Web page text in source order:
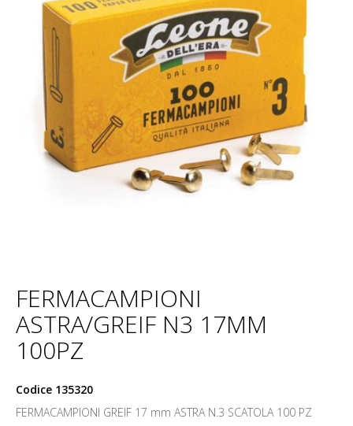
FERMACAMPIONI
ASTRA/GREIF N3 17MM
100PZ
Codice 135320
FERMACAMPIONI GREIF 17 mm ASTRA N.3 SCATOLA 100 PZ